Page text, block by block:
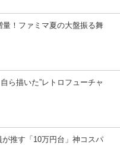
量！ファミマ夏の大盤振る舞
ら描いた”レトロフューチャ
が推す「10万円台」神コスパ